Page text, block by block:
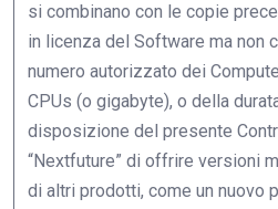
si combinano con le copie
in licenza del Software ma non
numero autorizzato dei
CPUs (o gigabyte), o della
disposizione del presente
“Nextfuture” di offrire versioni
di altri prodotti, come un nuovo